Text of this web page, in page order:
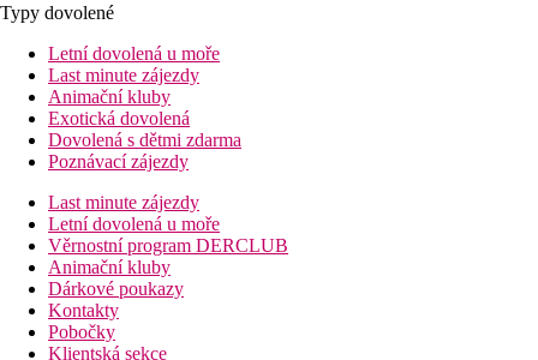
Typy dovolené
Letní dovolená u moře
Last minute zájezdy
Animační kluby
Exotická dovolená
Dovolená s dětmi zdarma
Poznávací zájezdy
Last minute zájezdy
Letní dovolená u moře
Věrnostní program DERCLUB
Animační kluby
Dárkové poukazy
Kontakty
Pobočky
Klientská sekce